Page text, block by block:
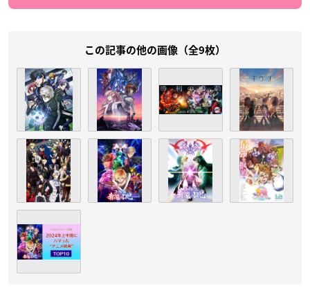
この記事の他の画像（全9枚）